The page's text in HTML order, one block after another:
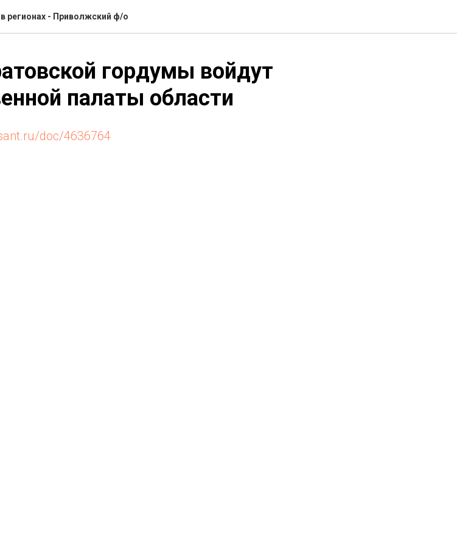
регионах - Приволжский ф/о
гордумы войдут
палаты области
doc/4636764